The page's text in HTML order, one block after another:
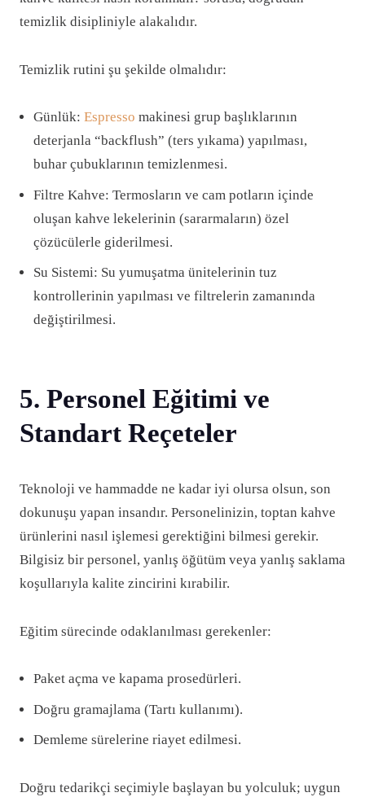
temizlik disipliniyle alakalıdır.
Temizlik rutini şu şekilde olmalıdır:
Günlük: Espresso makinesi grup başlıklarının
deterjanla “backflush” (ters yıkama) yapılması,
buhar çubuklarının temizlenmesi.
Filtre Kahve: Termosların ve cam potların içinde
oluşan kahve lekelerinin (sararmaların) özel
çözücülerle giderilmesi.
Su Sistemi: Su yumuşatma ünitelerinin tuz
kontrollerinin yapılması ve filtrelerin zamanında
değiştirilmesi.
5. Personel Eğitimi ve
Standart Reçeteler
Teknoloji ve hammadde ne kadar iyi olursa olsun, son
dokunuşu yapan insandır. Personelinizin, toptan kahve
ürünlerini nasıl işlemesi gerektiğini bilmesi gerekir.
Bilgisiz bir personel, yanlış öğütüm veya yanlış saklama
koşullarıyla kalite zincirini kırabilir.
Eğitim sürecinde odaklanılması gerekenler:
Paket açma ve kapama prosedürleri.
Doğru gramajlama (Tartı kullanımı).
Demleme sürelerine riayet edilmesi.
Doğru tedarikçi seçimiyle başlayan bu yolculuk; uygun